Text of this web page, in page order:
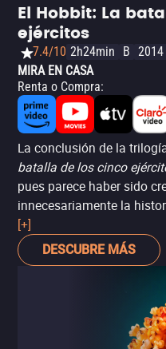
El Hobbit: La
ejércitos
7.4/10 2h24min B 2014
MIRA EN CASA
Renta o Compra:
La conclusión de la
batalla de los cinco
pues parece haber sido
innecesariamente la
espíritu épico similar al de
batalla titular sí es
visuales dejan algo que
[+]
DESCUBRE MÁS